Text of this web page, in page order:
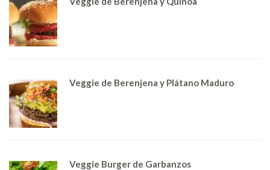
Veggie de Berenjena y Plátano Maduro
Veggie Burger de Garbanzos